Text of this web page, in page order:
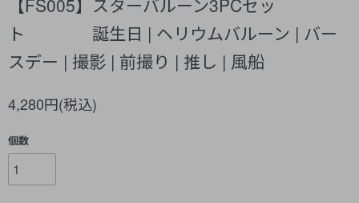
ト 誕生日 | ヘリウムバルーン | バー
スデー | 撮影 | 前撮り | 推し | 風船
4,280円(税込)
個数